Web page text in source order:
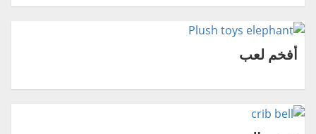
أفخم لعب